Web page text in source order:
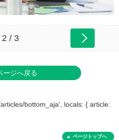
2 / 3
ージへ戻る
bottom_aja', locals: { article:
ページトップへ